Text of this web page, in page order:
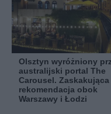
Olsztyn wyróżniony
australijski portal The
Carousel. Zaskakująca
rekomendacja obok
Warszawy i Łodzi